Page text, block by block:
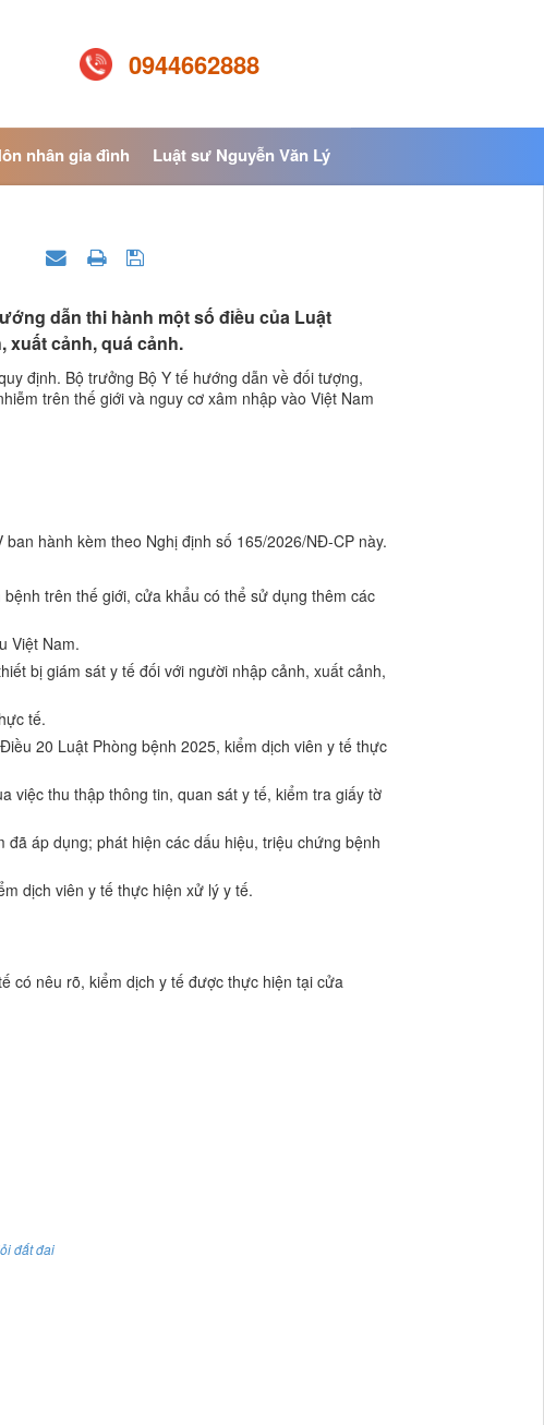
0944662888
nhân gia đình Luật sư Nguyễn Văn Lý
dẫn thi hành một số điều của Luật
xuất cảnh, quá cảnh.
định. Bộ trưởng Bộ Y tế hướng dẫn về đối tượng,
trên thế giới và nguy cơ xâm nhập vào Việt Nam
hành kèm theo Nghị định số 165/2026/NĐ-CP này.
trên thế giới, cửa khẩu có thể sử dụng thêm các
Việt Nam.
bị giám sát y tế đối với người nhập cảnh, xuất cảnh,
tế.
20 Luật Phòng bệnh 2025, kiểm dịch viên y tế thực
việc thu thập thông tin, quan sát y tế, kiểm tra giấy tờ
áp dụng; phát hiện các dấu hiệu, triệu chứng bệnh
dịch viên y tế thực hiện xử lý y tế.
có nêu rõ, kiểm dịch y tế được thực hiện tại cửa
đất đai